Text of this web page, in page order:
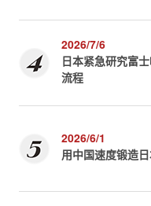
2026/7/6
日本紧急研究富
流程
2026/6/1
用中国速度锻造